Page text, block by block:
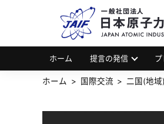
ホーム 提言の発信
ホーム 国際交流 二国(地